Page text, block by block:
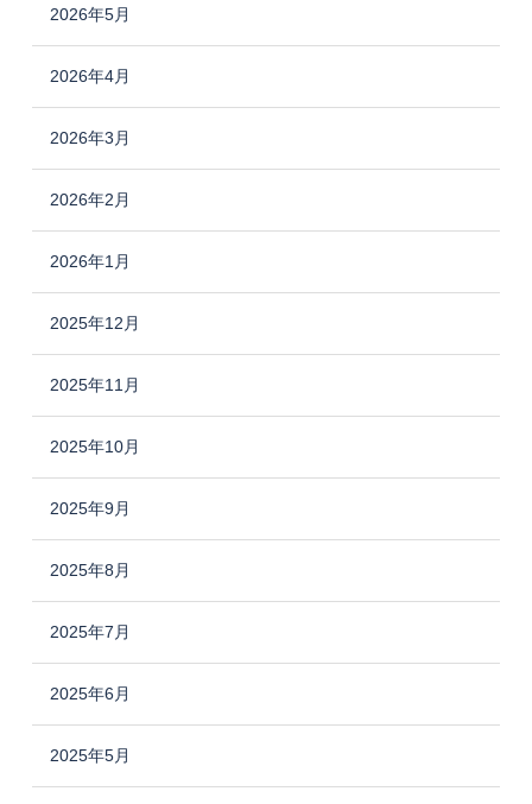
2026年5月
2026年4月
2026年3月
2026年2月
2026年1月
2025年12月
2025年11月
2025年10月
2025年9月
2025年8月
2025年7月
2025年6月
2025年5月